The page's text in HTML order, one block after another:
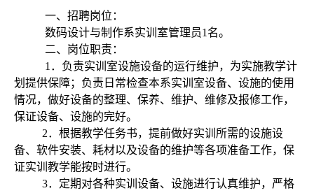
一、招聘岗位：
数码设计与制作系实训室管理员1 名。
二、岗位职责：
1 ．负责实训室设施设备的运行维护，为实施教学计
划提供保障；负责日常检查本系实训室设备、设施的使用
情况，做好设备的整理、保养、维护、维修及报修工作，
保证设备、设施的完好。
2．根据教学任务书，提前做好实训所需的设施设
备、软件安装、耗材以及设备的维护等各项准备工作，保
证实训教学能按时进行。
3．定期对各种实训设备、设施进行认真维护，严格